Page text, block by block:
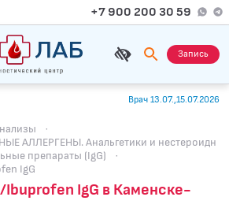
+7 900 200 30 59
Запись
Врач 13.07.,15.07.2026
·
АЛЛЕРГЕНЫ. Анальгетики и нестероидн
препараты (IgG)
·
IgG
IgG в Каменске-